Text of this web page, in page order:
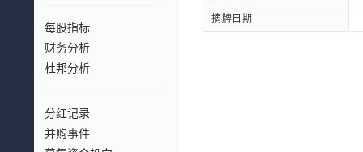
每股指标
财务分析
杜邦分析
分红记录
并购事件
摘牌日期